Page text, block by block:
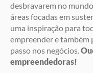
desbravarem no
áreas focadas em
uma inspiração para
empreender e também
passo nos negócios.
empreendedoras!